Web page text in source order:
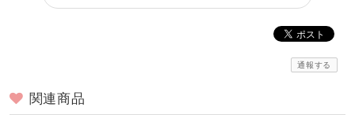
通報する
関連商品